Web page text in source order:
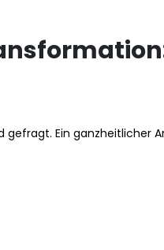
gefragt. Ein ganzheitlicher